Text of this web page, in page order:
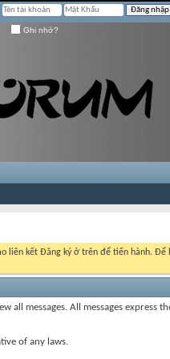
Ghi nhớ?
liên kết Đăng ký ở trên để tiến hành. Để
messages. All messages express
of any laws.